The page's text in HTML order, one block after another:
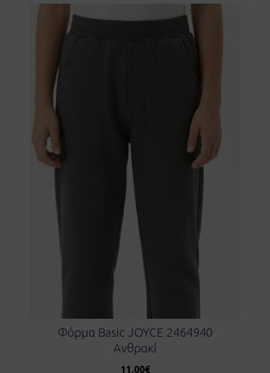
Φόρμα Basic JOYCE 2464940
Ανθρακί
11.00€